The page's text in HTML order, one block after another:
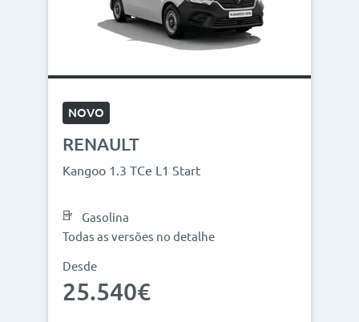
Nº de lugares
Outros critérios
NOVO
RENAULT
Kangoo 1.3 TCe L1 Start
Gasolina
Todas as versões no detalhe
Desde
25.540€